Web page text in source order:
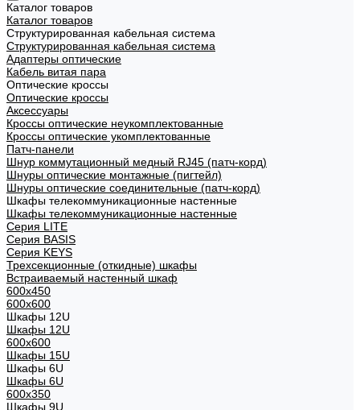
Каталог товаров
Каталог товаров
Структурированная кабельная система
Структурированная кабельная система
Адаптеры оптические
Кабель витая пара
Оптические кроссы
Оптические кроссы
Аксессуары
Кроссы оптические неукомплектованные
Кроссы оптические укомплектованные
Патч-панели
Шнур коммутационный медный RJ45 (патч-корд)
Шнуры оптические монтажные (пигтейл)
Шнуры оптические соединительные (патч-корд)
Шкафы телекоммуникационные настенные
Шкафы телекоммуникационные настенные
Cерия LITE
Cерия BASIS
Cерия KEYS
Трехсекционные (откидные) шкафы
Встраиваемый настенный шкаф
600x450
600x600
Шкафы 12U
Шкафы 12U
600x600
Шкафы 15U
Шкафы 6U
Шкафы 6U
600x350
Шкафы 9U